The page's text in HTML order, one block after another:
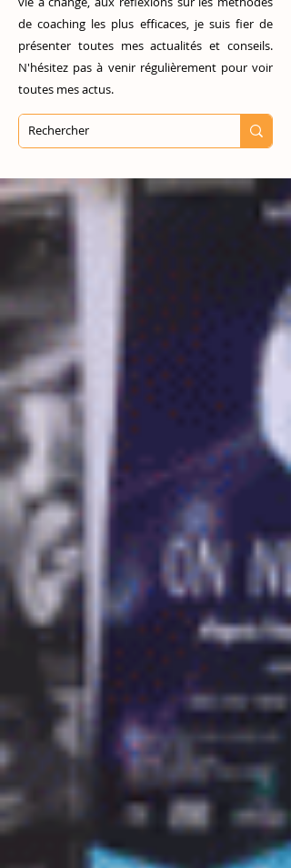
de coaching les plus efficaces, je suis fier de
présenter toutes mes actualités et conseils.
N'hésitez pas à venir régulièrement pour voir
toutes mes actus.